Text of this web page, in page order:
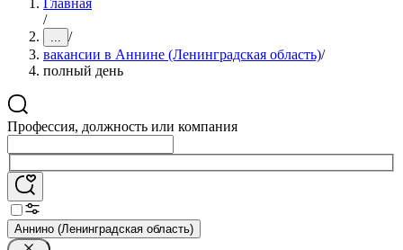
Главная
/
... /
вакансии в Аннине (Ленинградская область)/
полный день
Профессия, должность или компания
Аннино (Ленинградская область)